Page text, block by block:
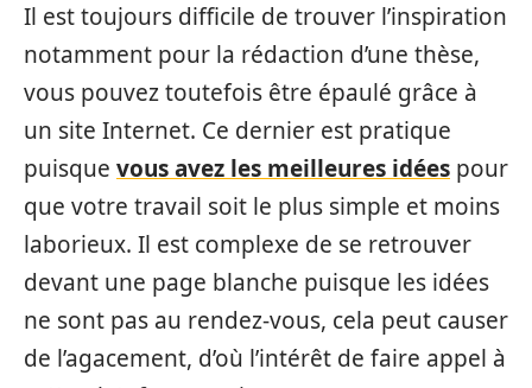
Il est toujours difficile de trouver l’inspiration
notamment pour la rédaction d’une thèse,
vous pouvez toutefois être épaulé grâce à
un site Internet. Ce dernier est pratique
puisque vous avez les meilleures idées pour
que votre travail soit le plus simple et moins
laborieux. Il est complexe de se retrouver
devant une page blanche puisque les idées
ne sont pas au rendez-vous, cela peut causer
de l’agacement, d’où l’intérêt de faire appel à